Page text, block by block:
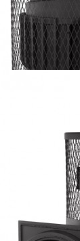
Печи для бани
сеткой